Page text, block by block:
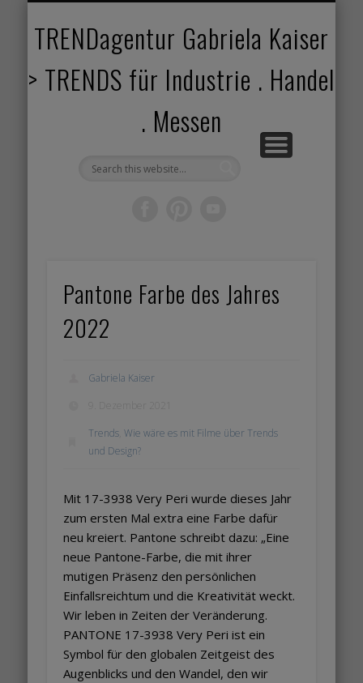
TRENDagentur Gabriela Kaiser
> TRENDS für Industrie . Handel
. Messen
Pantone Farbe des Jahres
2022
Gabriela Kaiser
Trends ,Wie wäre es mit Filme über Trends
und Design?
Mit 17-3938 Very Peri wurde dieses Jahr
zum ersten Mal extra eine Farbe dafür
neu kreiert. Pantone schreibt dazu: „Eine
neue Pantone-Farbe, die mit ihrer
mutigen Präsenz den persönlichen
Einfallsreichtum und die Kreativität weckt.
Wir leben in Zeiten der Veränderung.
PANTONE 17-3938 Very Peri ist ein
Symbol für den globalen Zeitgeist des
Augenblicks und den Wandel, den wir